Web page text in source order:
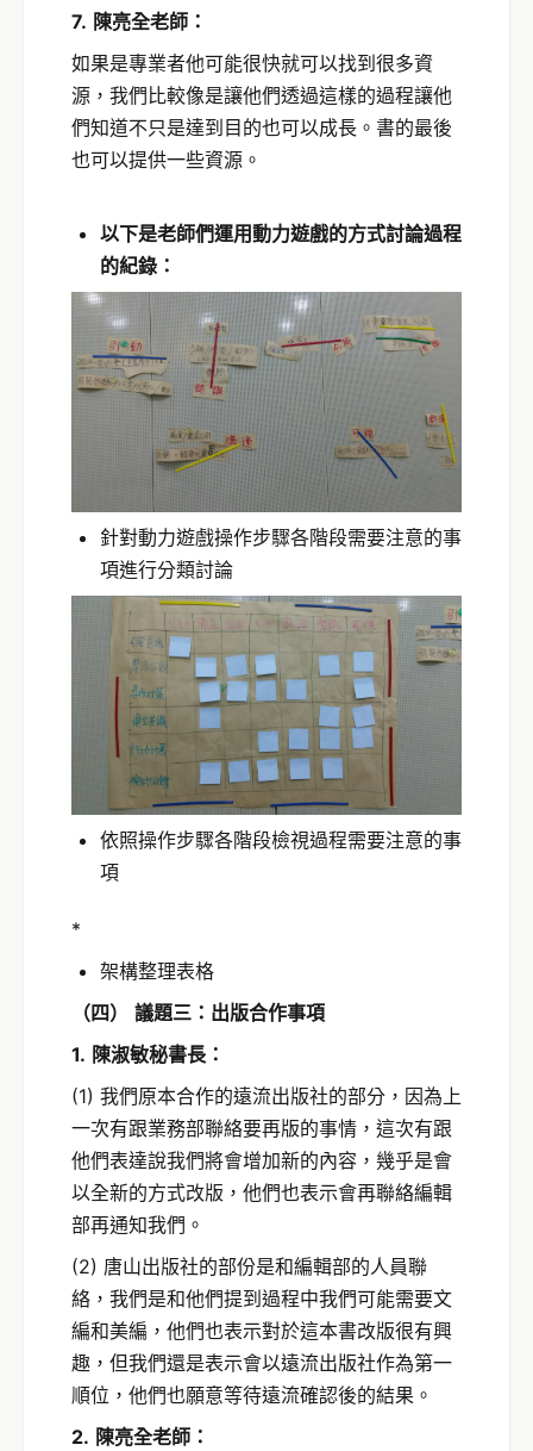
7. 陳亮全老師：
如果是專業者他可能很快就可以找到很多資
源，我們比較像是讓他們透過這樣的過程讓他
們知道不只是達到目的也可以成長。書的最後
也可以提供一些資源。
以下是老師們運用動力遊戲的方式討論過程
的紀錄：
針對動力遊戲操作步驟各階段需要注意的事
項進行分類討論
依照操作步驟各階段檢視過程需要注意的事
項
*
架構整理表格
（四）
議題三：出版合作事項
1. 陳淑敏秘書長：
(1) 我們原本合作的遠流出版社的部分，因為上
一次有跟業務部聯絡要再版的事情，這次有跟
他們表達說我們將會增加新的內容，幾乎是會
以全新的方式改版，他們也表示會再聯絡編輯
部再通知我們。
(2) 唐山出版社的部份是和編輯部的人員聯
絡，我們是和他們提到過程中我們可能需要文
編和美編，他們也表示對於這本書改版很有興
趣，但我們還是表示會以遠流出版社作為第一
順位，他們也願意等待遠流確認後的結果。
2. 陳亮全老師：